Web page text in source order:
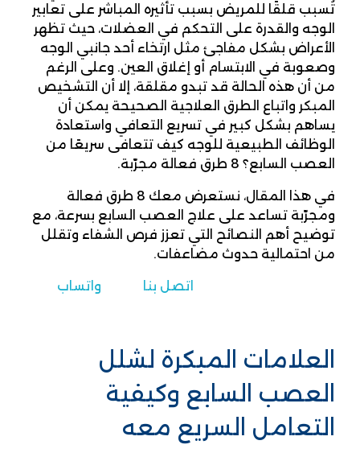
تُسبب قلقًا للمريض بسبب تأثيره المباشر على تعابير
الوجه والقدرة على التحكم في العضلات، حيث تظهر
الأعراض بشكل مفاجئ مثل ارتخاء أحد جانبي الوجه
وصعوبة في الابتسام أو إغلاق العين. وعلى الرغم
من أن هذه الحالة قد تبدو مقلقة، إلا أن التشخيص
المبكر واتباع الطرق العلاجية الصحيحة يمكن أن
يساهم بشكل كبير في تسريع التعافي واستعادة
الوظائف الطبيعية للوجه كيف تتعافى سريعًا من
العصب السابع؟ 8 طرق فعالة مجرّبة.
في هذا المقال، نستعرض معك 8 طرق فعالة
ومجرّبة تساعد على علاج العصب السابع بسرعة، مع
توضيح أهم النصائح التي تعزز فرص الشفاء وتقلل
من احتمالية حدوث مضاعفات.
اتصل بنا واتساب
العلامات المبكرة لشلل
العصب السابع وكيفية
التعامل السريع معه